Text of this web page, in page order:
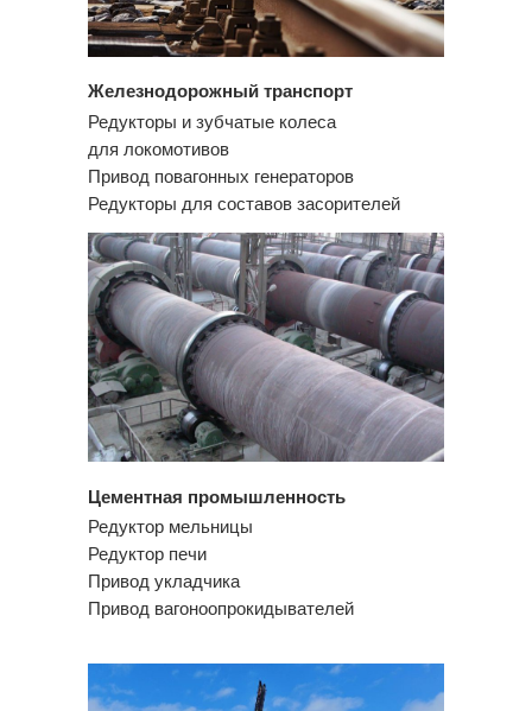
Редуктор мельницы
Редуктор печи
Привод укладчика
Привод вагоноопрокидывателей
Цементная промышленность
Железнодорожный транспорт
Редукторы и зубчатые колеса
для локомотивов
Привод повагонных генераторов
Редукторы для составов засорителей